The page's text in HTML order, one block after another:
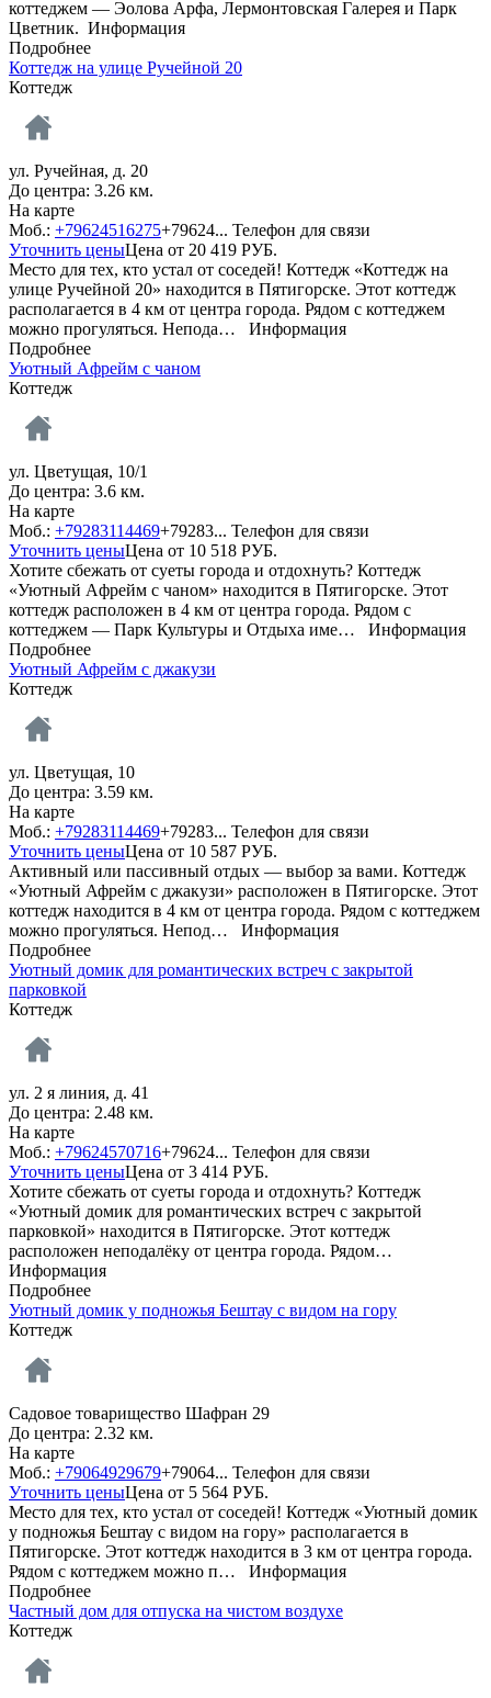
коттеджем — Эолова Арфа, Лермонтовская Галерея и Парк
Цветник. Информация
Подробнее
Коттедж на улице Ручейной 20
Коттедж
ул. Ручейная, д. 20
До центра: 3.26 км.
На карте
Моб.: +79624516275+79624... Телефон для связи
Уточнить ценыЦена от 20 419 РУБ.
Место для тех, кто устал от соседей! Коттедж «Коттедж на
улице Ручейной 20» находится в Пятигорске. Этот коттедж
располагается в 4 км от центра города. Рядом с коттеджем
можно прогуляться. Непода… Информация
Подробнее
Уютный Aфpейм с чаном
Коттедж
ул. Цветущая, 10/1
До центра: 3.6 км.
На карте
Моб.: +79283114469+79283... Телефон для связи
Уточнить ценыЦена от 10 518 РУБ.
Хотите сбежать от суеты города и отдохнуть? Коттедж
«Уютный Aфpейм с чаном» находится в Пятигорске. Этот
коттедж расположен в 4 км от центра города. Рядом с
коттеджем — Парк Культуры и Отдыха име… Информация
Подробнее
Уютный Афpейм с джакузи
Коттедж
ул. Цветущая, 10
До центра: 3.59 км.
На карте
Моб.: +79283114469+79283... Телефон для связи
Уточнить ценыЦена от 10 587 РУБ.
Активный или пассивный отдых — выбор за вами. Коттедж
«Уютный Афpейм с джакузи» расположен в Пятигорске. Этот
коттедж находится в 4 км от центра города. Рядом с коттеджем
можно прогуляться. Непод… Информация
Подробнее
Уютный домик для романтических встреч с закрытой
парковкой
Коттедж
ул. 2 я линия, д. 41
До центра: 2.48 км.
На карте
Моб.: +79624570716+79624... Телефон для связи
Уточнить ценыЦена от 3 414 РУБ.
Хотите сбежать от суеты города и отдохнуть? Коттедж
«Уютный домик для романтических встреч с закрытой
парковкой» находится в Пятигорске. Этот коттедж
расположен неподалёку от центра города. Рядом…
Информация
Подробнее
Уютный домик у подножья Бештау с видом на гору
Коттедж
Садовое товарищество Шафран 29
До центра: 2.32 км.
На карте
Моб.: +79064929679+79064... Телефон для связи
Уточнить ценыЦена от 5 564 РУБ.
Место для тех, кто устал от соседей! Коттедж «Уютный домик
у подножья Бештау с видом на гору» располагается в
Пятигорске. Этот коттедж находится в 3 км от центра города.
Рядом с коттеджем можно п… Информация
Подробнее
Частный дом для отпуска на чистом воздухе
Коттедж